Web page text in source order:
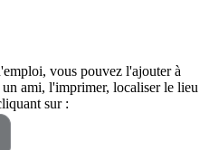
vous pouvez l'ajouter à
ami, l'imprimer, localiser le lieu
sur :